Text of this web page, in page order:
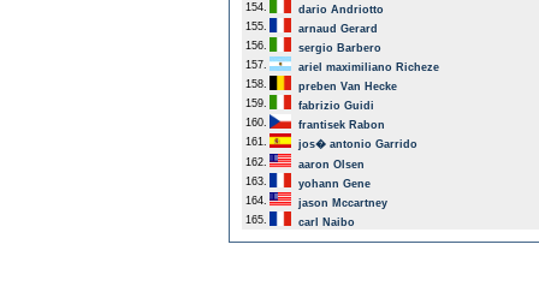
154.
dario Andriotto
155.
arnaud Gerard
156.
sergio Barbero
157.
ariel maximiliano Richeze
158.
preben Van Hecke
159.
fabrizio Guidi
160.
frantisek Rabon
161.
jos� antonio Garrido
162.
aaron Olsen
163.
yohann Gene
164.
jason Mccartney
165.
carl Naibo